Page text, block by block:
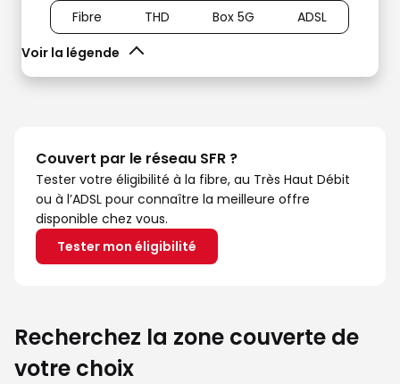
Voir la légende
Fibre THD Box 5G ADSL
Couvert par le réseau SFR ?
Tester votre éligibilité à la fibre, au Très Haut Débit
ou à l’ADSL pour connaître la meilleure offre
disponible chez vous.
Tester mon éligibilité
Recherchez la zone couverte de
votre choix